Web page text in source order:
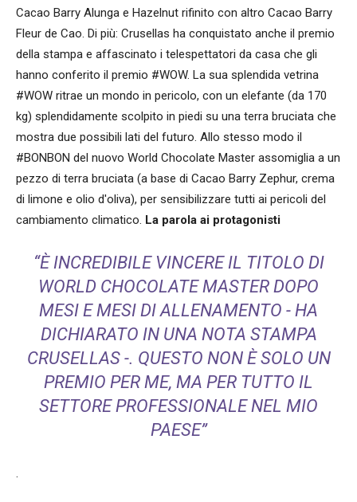
Cacao Barry Alunga e Hazelnut rifinito con altro Cacao Barry
Fleur de Cao. Di più: Crusellas ha conquistato anche il premio
della stampa e affascinato i telespettatori da casa che gli
hanno conferito il premio #WOW. La sua splendida vetrina
#WOW ritrae un mondo in pericolo, con un elefante (da 170
kg) splendidamente scolpito in piedi su una terra bruciata che
mostra due possibili lati del futuro. Allo stesso modo il
#BONBON del nuovo World Chocolate Master assomiglia a un
pezzo di terra bruciata (a base di Cacao Barry Zephur, crema
di limone e olio d'oliva), per sensibilizzare tutti ai pericoli del
cambiamento climatico. La parola ai protagonisti
“È INCREDIBILE VINCERE IL TITOLO DI
WORLD CHOCOLATE MASTER DOPO
MESI E MESI DI ALLENAMENTO - HA
DICHIARATO IN UNA NOTA STAMPA
CRUSELLAS -. QUESTO NON È SOLO UN
PREMIO PER ME, MA PER TUTTO IL
SETTORE PROFESSIONALE NEL MIO
PAESE”
.